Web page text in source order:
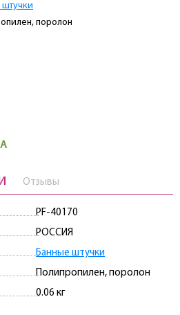
поролон
Отзывы
PF-40170
РОССИЯ
Банные штучки
Полипропилен, поролон
0.06 кг